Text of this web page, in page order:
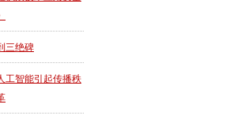
三绝碑
工智能引起传播秩